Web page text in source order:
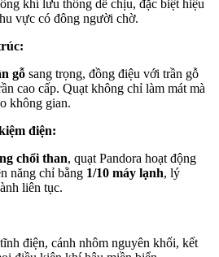
khí lưu thông dễ chịu, đặc biệt hiệu
vực có đông người chờ.
gỗ sang trọng, đồng điệu với trần gỗ
cao cấp. Quạt không chỉ làm mát mà
không gian.
điện:
chổi than, quạt Pandora hoạt động
năng chỉ bằng 1/10 máy lạnh, lý
liên tục.
điện, cánh nhôm nguyên khối, kết